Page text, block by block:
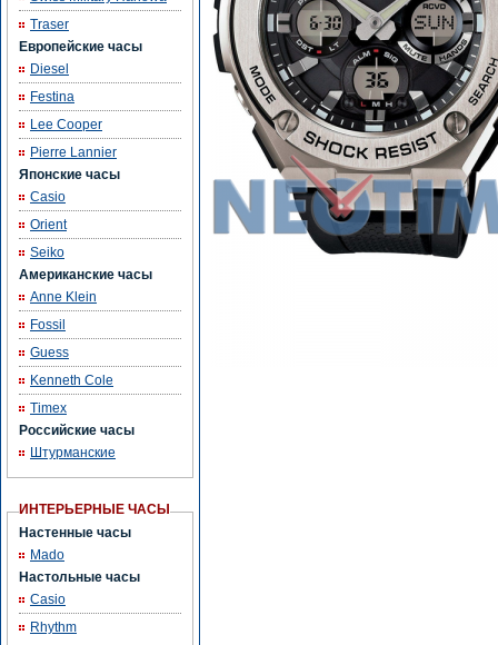
Traser
Европейские часы
Diesel
Festina
Lee Cooper
Pierre Lannier
Японские часы
Casio
Orient
Seiko
Американские часы
Anne Klein
Fossil
Guess
Kenneth Cole
Timex
Российские часы
Штурманские
ИНТЕРЬЕРНЫЕ ЧАСЫ
Настенные часы
Mado
Настольные часы
Casio
Rhythm